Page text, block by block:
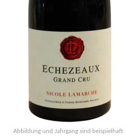
Abbildung und Jahrgang sind beispielhaft